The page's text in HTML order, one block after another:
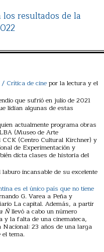
resultados de la
/ Crítica de cine por la lectura y el
que sufrió en julio de 2021
lidian algunas de estas
actualmente programa obras
(Museo de Arte
(Centro Cultural Kirchner) y
de Experimentación y
dicta clases de historia del
incansable de su excelente
es el único país que no tiene
G. Varea a Peña y
La capital. Además, a partir
Ñllevó a cabo un número
y la falta de una cinemateca,
Nacional: 23 años de una larga
tema.